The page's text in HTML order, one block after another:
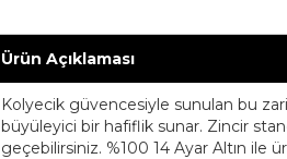
Ürün Açıklaması
Kolyecik güvencesiyle sunulan bu
büyüleyici bir hafiflik sunar. Zincir
geçebilirsiniz. %100 14 Ayar Altın ile